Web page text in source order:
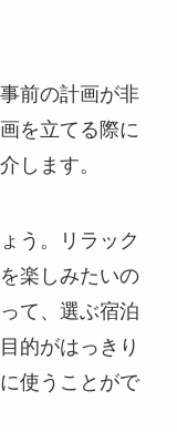
前の計画が非
を立てる際に
します。
う。リラック
楽しみたいの
て、選ぶ宿泊
的がはっきり
使うことがで